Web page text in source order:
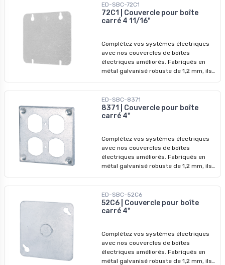
ED-SBC-72C1
72C1 | Couvercle pour boîte
carré 4 11/16"
Complétez vos systèmes électriques
avec nos couvercles de boîtes
électriques améliorés. Fabriqués en
métal galvanisé robuste de 1,2 mm, ils
ED-SBC-8371
8371 | Couvercle pour boîte
carré 4"
Complétez vos systèmes électriques
avec nos couvercles de boîtes
électriques améliorés. Fabriqués en
métal galvanisé robuste de 1,2 mm, ils
ED-SBC-52C6
52C6 | Couvercle pour boîte
carré 4"
Complétez vos systèmes électriques
avec nos couvercles de boîtes
électriques améliorés. Fabriqués en
métal galvanisé robuste de 1,2 mm, ils